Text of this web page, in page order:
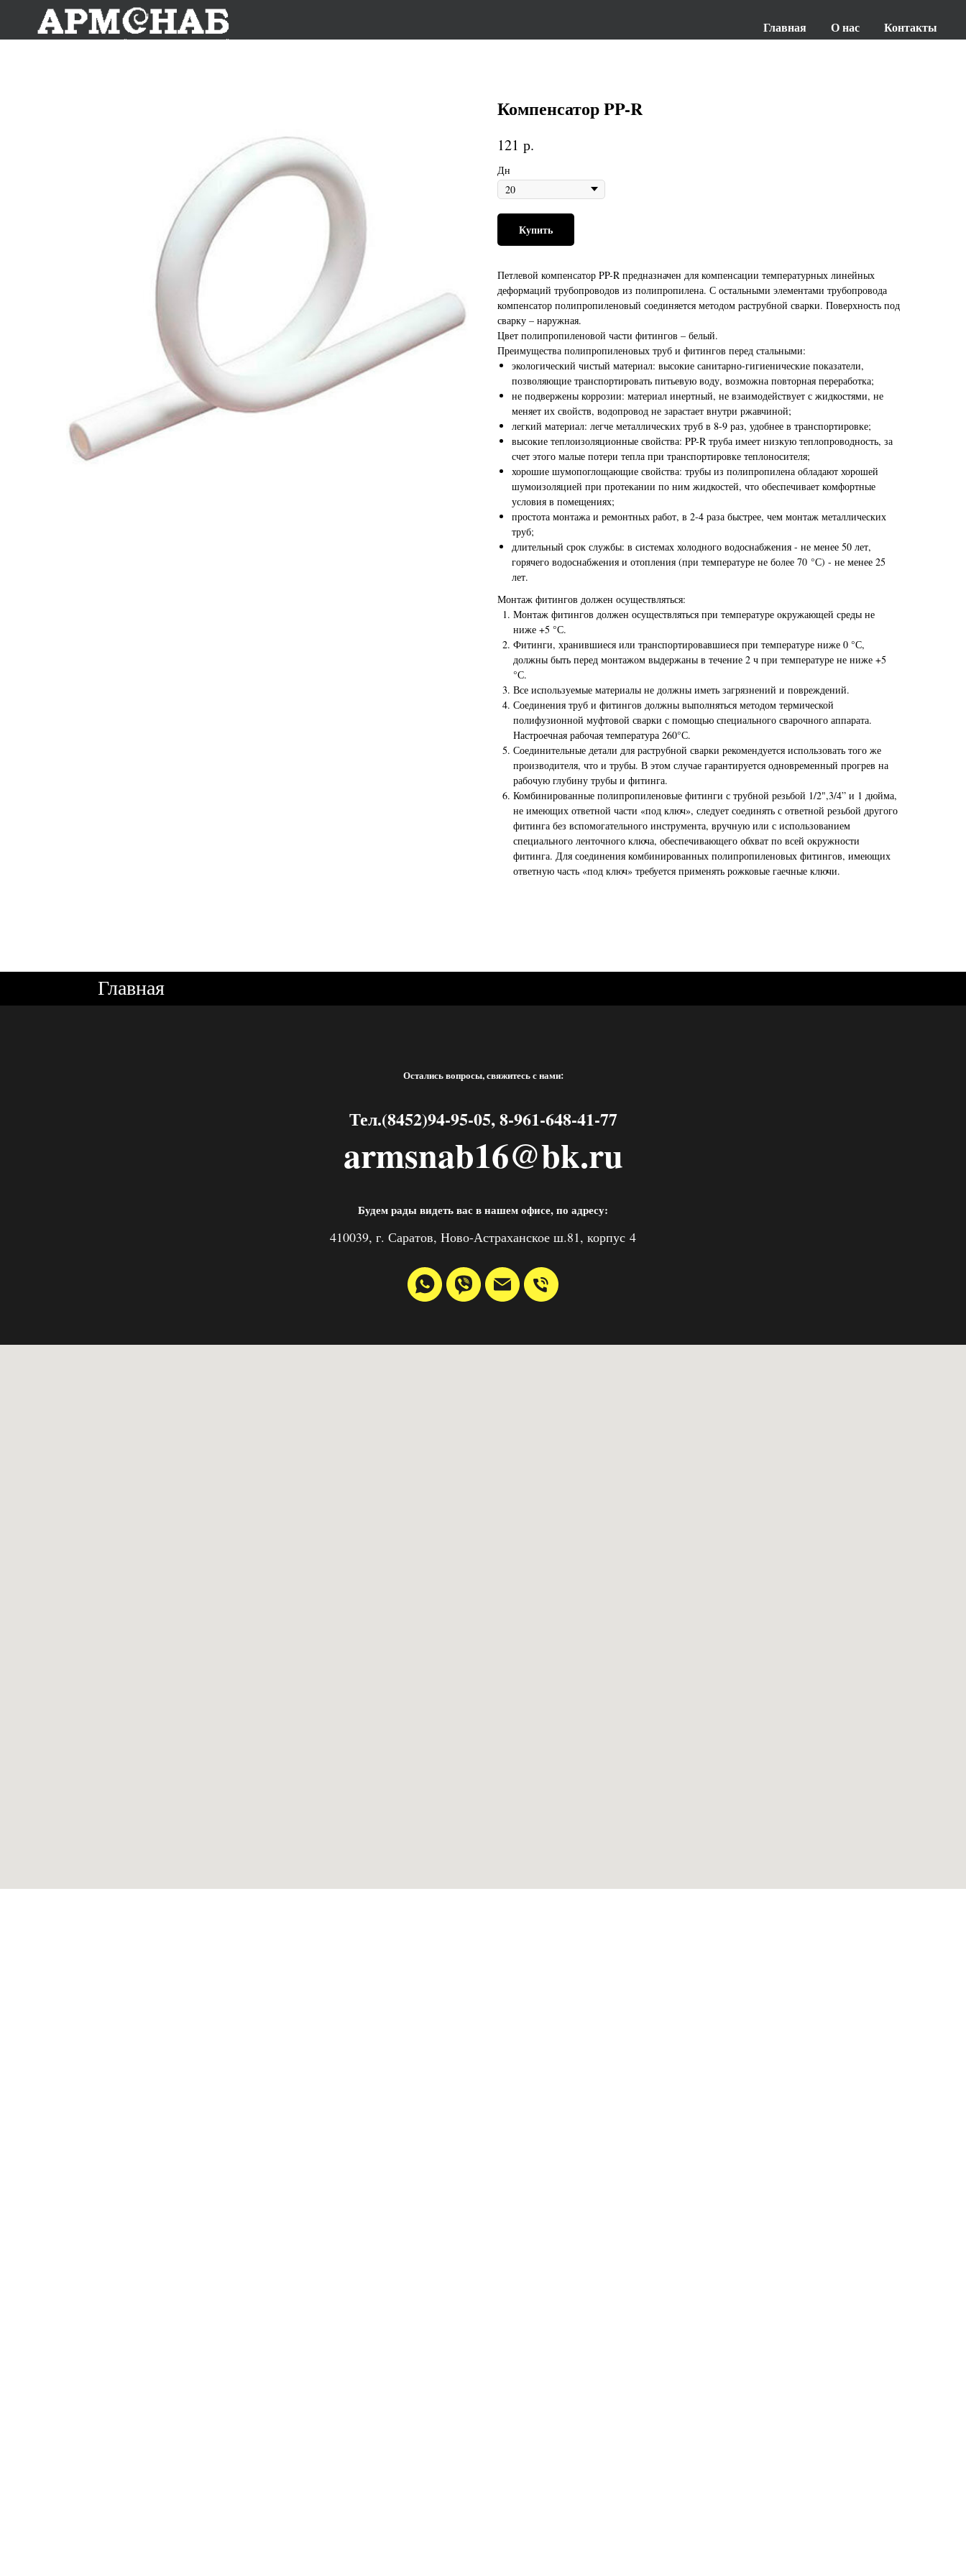
Главная О нас Контакты
Компенсатор PP-R
121 р.
Дн
Купить
Петлевой компенсатор PP-R предназначен для компенсации температурных линейных
деформаций трубопроводов из полипропилена. С остальными элементами трубопровода
компенсатор полипропиленовый соединяется методом раструбной сварки. Поверхность под
сварку – наружная.
Цвет полипропиленовой части фитингов – белый.
Преимущества полипропиленовых труб и фитингов перед стальными:
экологический чистый материал: высокие санитарно-гигиенические показатели,
позволяющие транспортировать питьевую воду, возможна повторная переработка;
не подвержены коррозии: материал инертный, не взаимодействует с жидкостями, не
меняет их свойств, водопровод не зарастает внутри ржавчиной;
легкий материал: легче металлических труб в 8-9 раз, удобнее в транспортировке;
высокие теплоизоляционные свойства: PP-R труба имеет низкую теплопроводность, за
счет этого малые потери тепла при транспортировке теплоносителя;
хорошие шумопоглощающие свойства: трубы из полипропилена обладают хорошей
шумоизоляцией при протекании по ним жидкостей, что обеспечивает комфортные
условия в помещениях;
простота монтажа и ремонтных работ, в 2-4 раза быстрее, чем монтаж металлических
труб;
длительный срок службы: в системах холодного водоснабжения - не менее 50 лет,
горячего водоснабжения и отопления (при температуре не более 70 °С) - не менее 25
лет.
Монтаж фитингов должен осуществляться:
Монтаж фитингов должен осуществляться при температуре окружающей среды не
ниже +5 °С.
Фитинги, хранившиеся или транспортировавшиеся при температуре ниже 0 °С,
должны быть перед монтажом выдержаны в течение 2 ч при температуре не ниже +5
°С.
Все используемые материалы не должны иметь загрязнений и повреждений.
Соединения труб и фитингов должны выполняться методом термической
полифузионной муфтовой сварки с помощью специального сварочного аппарата.
Настроечная рабочая температура 260°С.
Соединительные детали для раструбной сварки рекомендуется использовать того же
производителя, что и трубы. В этом случае гарантируется одновременный прогрев на
рабочую глубину трубы и фитинга.
Комбинированные полипропиленовые фитинги с трубной резьбой 1/2",3/4” и 1 дюйма,
не имеющих ответной части «под ключ», следует соединять с ответной резьбой другого
фитинга без вспомогательного инструмента, вручную или с использованием
специального ленточного ключа, обеспечивающего обхват по всей окружности
фитинга. Для соединения комбинированных полипропиленовых фитингов, имеющих
ответную часть «под ключ» требуется применять рожковые гаечные ключи.
Главная
Остались вопросы, свяжитесь с нами:
Тел.(8452)94-95-05, 8-961-648-41-77
armsnab16@bk.ru
Будем рады видеть вас в нашем офисе, по адресу:
410039, г. Саратов, Ново-Астраханское ш.81, корпус 4